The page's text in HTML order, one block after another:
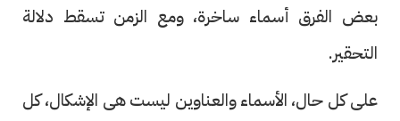
بعض الفرق أسماء ساخرة، ومع الزمن تسقط دلالة
التحقير.
على كل حال، الأسماء والعناوين ليست هى الإشكال، كل